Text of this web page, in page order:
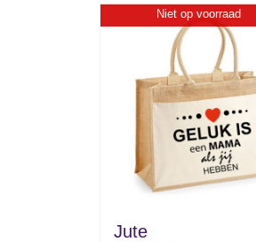
Niet op voorraad
Jute